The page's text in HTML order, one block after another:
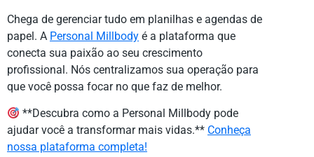
Chega de gerenciar tudo em planilhas e agendas de
papel. A Personal Millbody é a plataforma que
conecta sua paixão ao seu crescimento
profissional. Nós centralizamos sua operação para
que você possa focar no que faz de melhor.
**Descubra como a Personal Millbody pode
ajudar você a transformar mais vidas.** Conheça
nossa plataforma completa!